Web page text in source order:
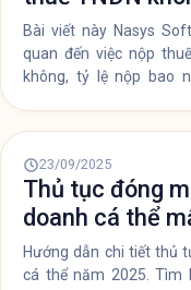
Bài viết này Nasys
quan đến việc nộp
không, tỷ lệ nộp bao